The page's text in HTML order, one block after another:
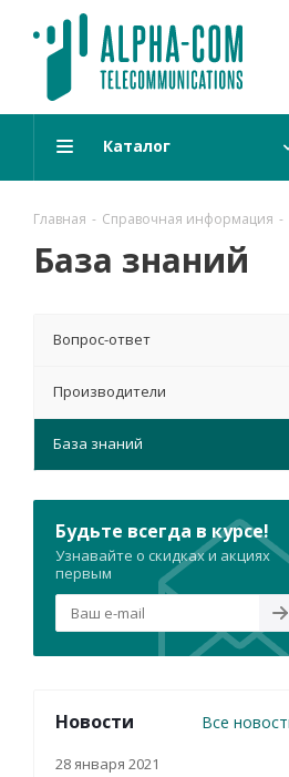
Каталог
Главная - Справочная информация -
База знаний
Вопрос-ответ
Производители
База знаний
Будьте всегда в курсе!
Узнавайте о скидках и акциях
первым
Новости Все
28 января 2021